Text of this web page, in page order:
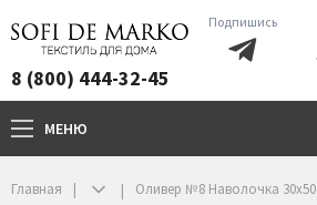
8 (800) 444-32-45
Подпишись
МЕНЮ
Главная Оливер №8 Наволочка 30х50